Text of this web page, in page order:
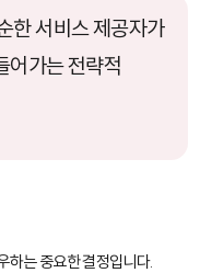
한 서비스 제공자가
어가는 전략적
하는 중요한 결정입니다.